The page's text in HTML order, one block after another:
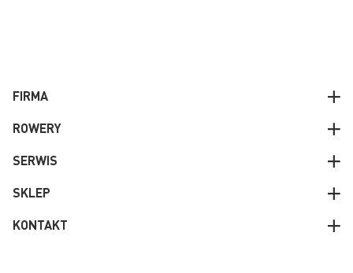
FIRMA
ROWERY
SERWIS
SKLEP
KONTAKT